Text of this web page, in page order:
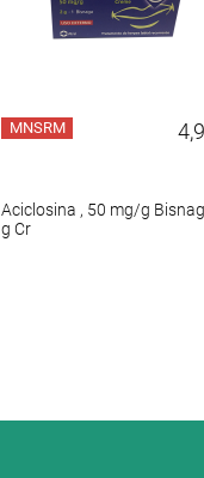
MNSRM
Aciclosina , 50 mg/g
g Cr